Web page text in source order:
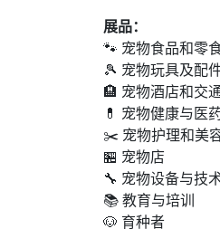
展品：
🐾 宠物食品和零
🎾 宠物玩具及配
🏨 宠物酒店和交
💊 宠物健康与医
✂️ 宠物护理和美
🏪 宠物店
🔧 宠物设备与技
📚 教育与培训
🐶 育种者